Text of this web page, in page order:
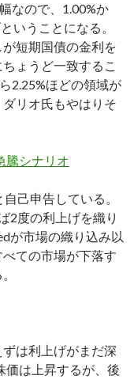
なので、1.00%か
いうことになる。
短期国債の金利を
ょうど一致するこ
2.25%ほどの領域が
リオ氏もやはりそ
騰シナリオ
己申告している。
2度の利上げを織り
が市場の織り込み以
ての市場が下落す
は利上げがまだ深
価は上昇するが、後